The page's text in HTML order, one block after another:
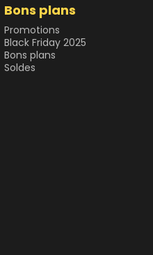
Bons plans
Promotions
Black Friday 2025
Bons plans
Soldes